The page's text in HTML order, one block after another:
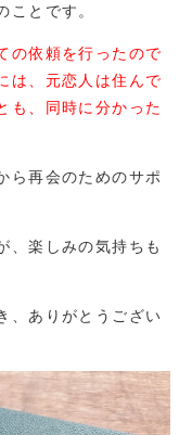
ことです。
の依頼を行ったので
は、元恋人は住んで
も、同時に分かった
ら再会のためのサポ
、楽しみの気持ちも
、ありがとうござい